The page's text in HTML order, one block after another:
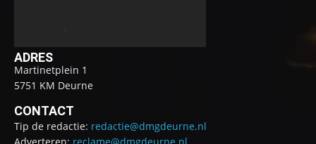
ADRES
Martinetplein 1
5751 KM Deurne
CONTACT
Tip de redactie: redactie@dmgdeurne.nl